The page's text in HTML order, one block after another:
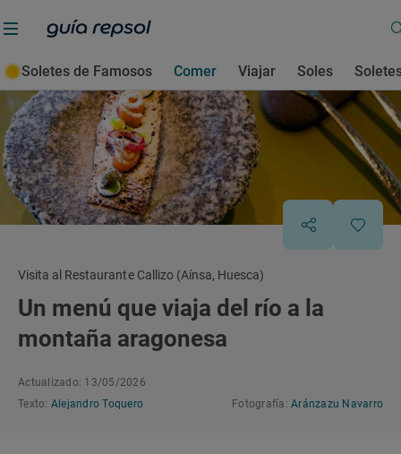
Soletes de Famosos Comer Viajar Soles
Visita al Restaurante Callizo (Aínsa, Huesca)
Un menú que viaja del río a la
montaña aragonesa
Actualizado: 13/05/2026
Texto: Alejandro Toquero Fotografía: Aránzazu Navarro